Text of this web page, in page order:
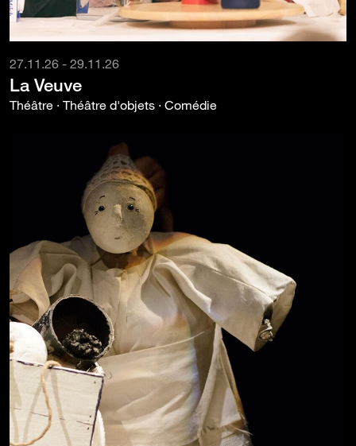
27.11.26 - 29.11.26
La Veuve
Théâtre · Théâtre d'objets · Comédie